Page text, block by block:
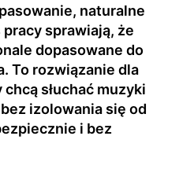
naturalne
sprawiają, że
dopasowane do
To rozwiązanie dla
słuchać muzyki
izolowania się od
i bez